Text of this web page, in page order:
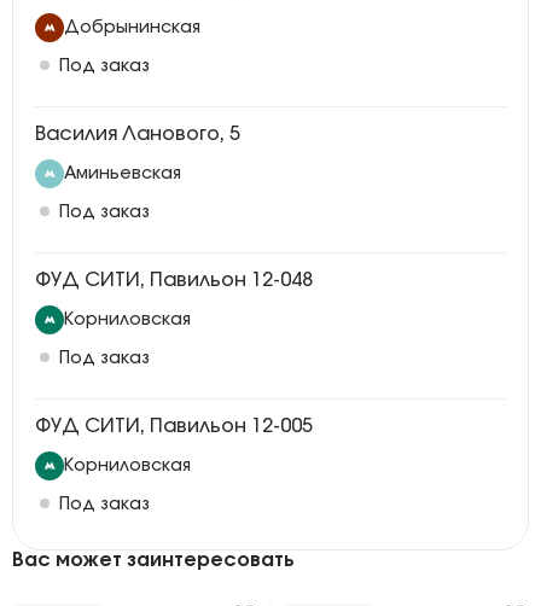
Добрынинская
Под заказ
Василия Ланового, 5
Аминьевская
Под заказ
ФУД СИТИ, Павильон 12-048
Корниловская
Под заказ
ФУД СИТИ, Павильон 12-005
Корниловская
Под заказ
Вас может заинтересовать